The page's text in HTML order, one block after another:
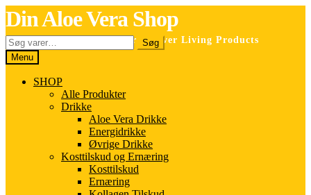
Spring
til
navigation
Spring
til
indhold
Din Aloe Vera Shop
Selvstændig forhandler for Forever Living Products
Søg
efter:
Søg
Menu
SHOP
Alle Produkter
Drikke
Aloe Vera Drikke
Energidrikke
Øvrige Drikke
Kosttilskud og Ernæring
Kosttilskud
Ernæring